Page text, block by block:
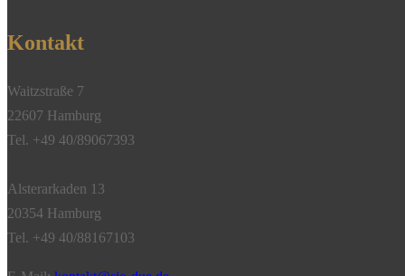
Kontakt
Waitzstraße 7
22607 Hamburg
Tel. +49 40/89067393
Alsterarkaden 13
20354 Hamburg
Tel. +49 40/88167103